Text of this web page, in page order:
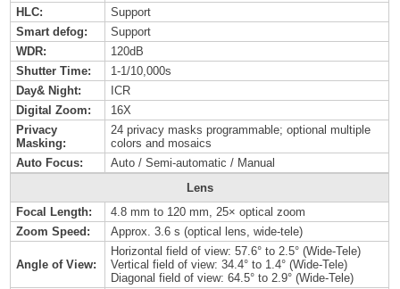
HLC:
Support
Smart defog:
Support
WDR:
120dB
Shutter Time:
1-1/10,000s
Day& Night:
ICR
Digital Zoom:
16X
Privacy
Masking:
24 privacy masks programmable; optional multiple
colors and mosaics
Auto Focus:
Auto / Semi-automatic / Manual
Lens
Focal Length:
4.8 mm to 120 mm, 25× optical zoom
Zoom Speed:
Approx. 3.6 s (optical lens, wide-tele)
Angle of View:
Horizontal field of view: 57.6° to 2.5° (Wide-Tele)
Vertical field of view: 34.4° to 1.4° (Wide-Tele)
Diagonal field of view: 64.5° to 2.9° (Wide-Tele)